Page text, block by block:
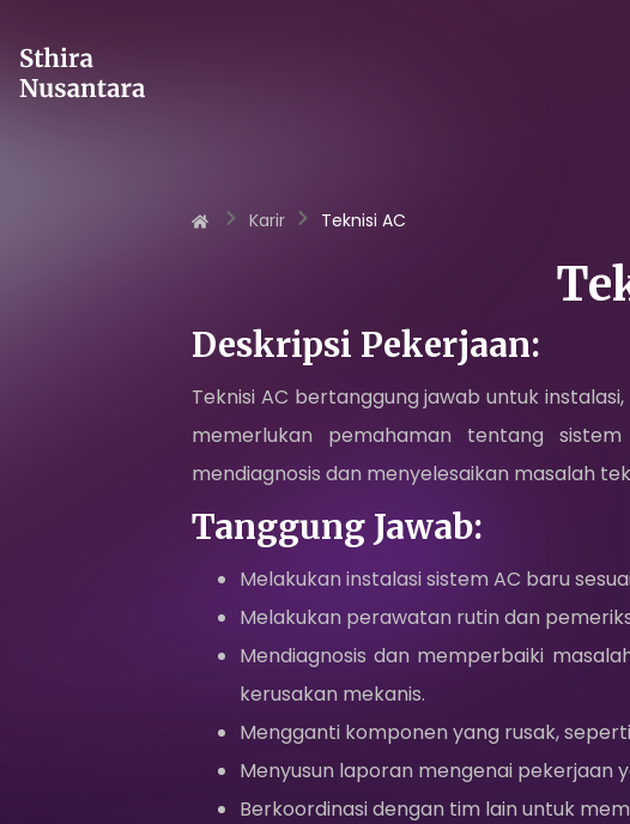
Karir Teknisi AC
Deskripsi Pekerjaan:
Teknisi AC bertanggung jawab untuk
memerlukan pemahaman tentang
mendiagnosis dan menyelesaikan masalah
Tanggung Jawab:
Melakukan instalasi sistem AC baru
Melakukan perawatan rutin dan
Mendiagnosis dan memperbaiki
kerusakan mekanis.
Mengganti komponen yang rusak,
Menyusun laporan mengenai pekerjaan
Berkoordinasi dengan tim lain untuk